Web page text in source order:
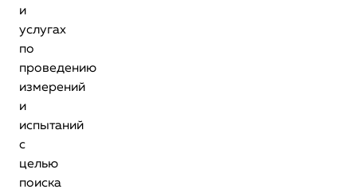
и
услугах
по
проведению
измерений
и
испытаний
с
целью
поиска